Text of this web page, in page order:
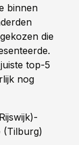
binnen
die
top-5
nog
(Tilburg)